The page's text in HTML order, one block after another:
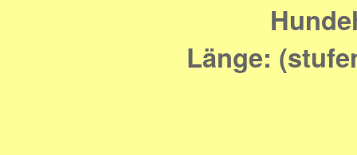
Länge: